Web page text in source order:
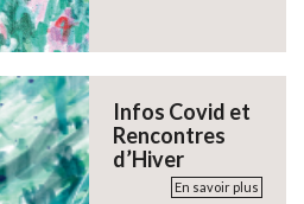
Infos Covid et
Rencontres
d’Hiver
En savoir plus